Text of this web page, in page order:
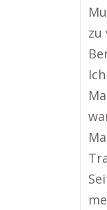
zu